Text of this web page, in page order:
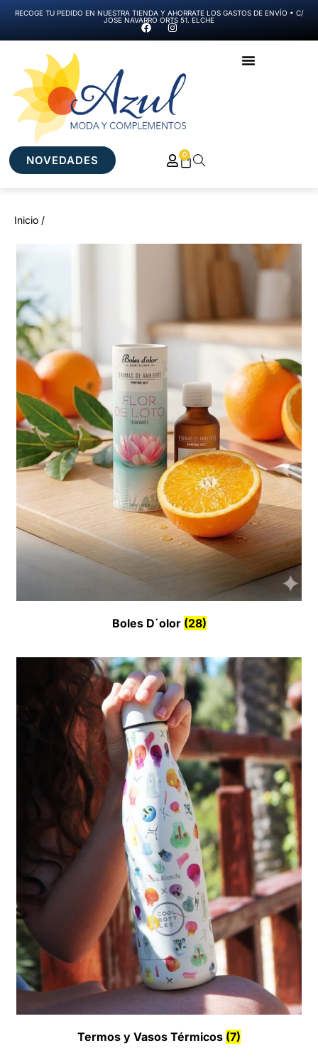
RECOGE TU PEDIDO EN NUESTRA TIENDA Y AHORRATE LOS GASTOS DE ENVÍO • C/
JOSE NAVARRO ORTS 51. ELCHE
NOVEDADES 0
Inicio /
Boles D´olor (28)
Termos y Vasos Térmicos (7)